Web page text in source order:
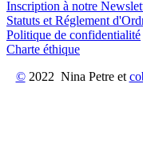
Inscription à notre
Statuts et Réglement
Politique de confidentialité
Charte éthique
©2022 Nina Petre et